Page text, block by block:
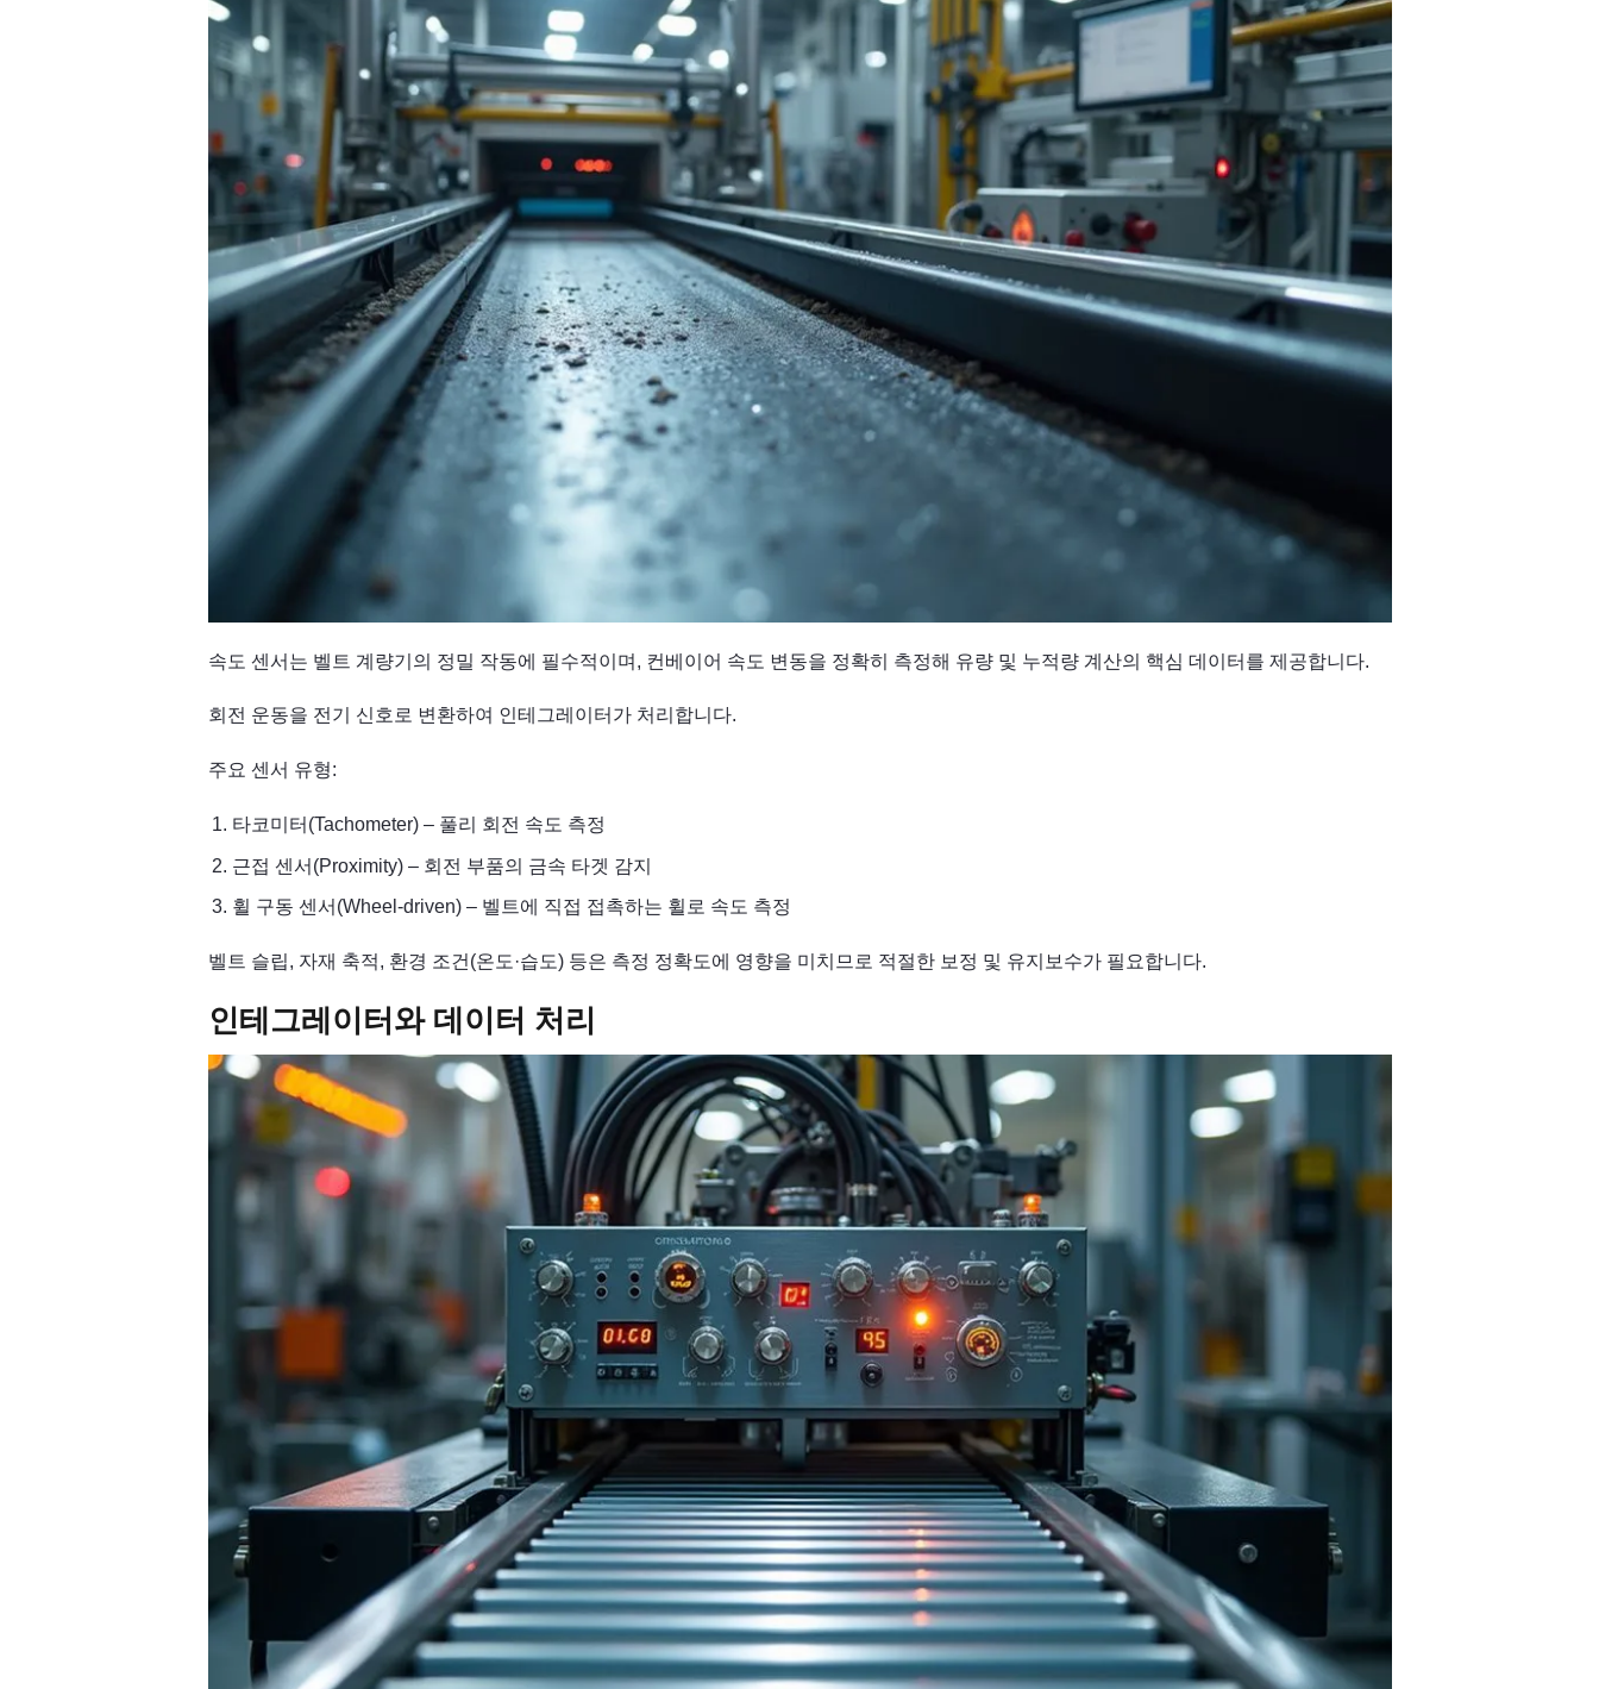
속도 센서는 벨트 계량기의 정밀 작동에 필수적이며, 컨베이어 속도 변동을 정확히 측정해 유량 및 누적량 계산의 핵심 데이터를 제공합니다.
회전 운동을 전기 신호로 변환하여 인테그레이터가 처리합니다.
주요 센서 유형:
타코미터(Tachometer) – 풀리 회전 속도 측정
근접 센서(Proximity) – 회전 부품의 금속 타겟 감지
휠 구동 센서(Wheel-driven) – 벨트에 직접 접촉하는 휠로 속도 측정
벨트 슬립, 자재 축적, 환경 조건(온도·습도) 등은 측정 정확도에 영향을 미치므로 적절한 보정 및 유지보수가 필요합니다.
인테그레이터와 데이터 처리